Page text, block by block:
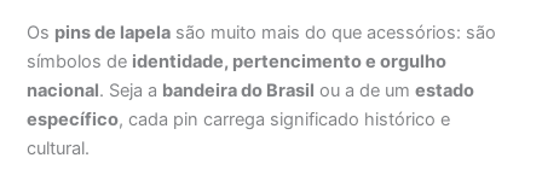
Os pins de lapela são muito mais do que acessórios: são
símbolos de identidade, pertencimento e orgulho
nacional. Seja a bandeira do Brasil ou a de umestado
específico, cada pin carrega significado histórico e
cultural.